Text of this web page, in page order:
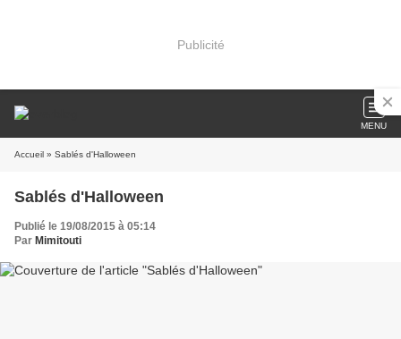
Publicité
MENU
Accueil » Sablés d'Halloween
Sablés d'Halloween
Publié le 19/08/2015 à 05:14
Par Mimitouti